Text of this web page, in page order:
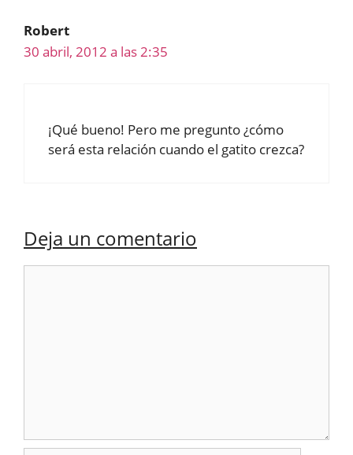
Robert
30 abril, 2012 a las 2:35
¡Qué bueno! Pero me pregunto ¿cómo
será esta relación cuando el gatito crezca?
Deja un comentario